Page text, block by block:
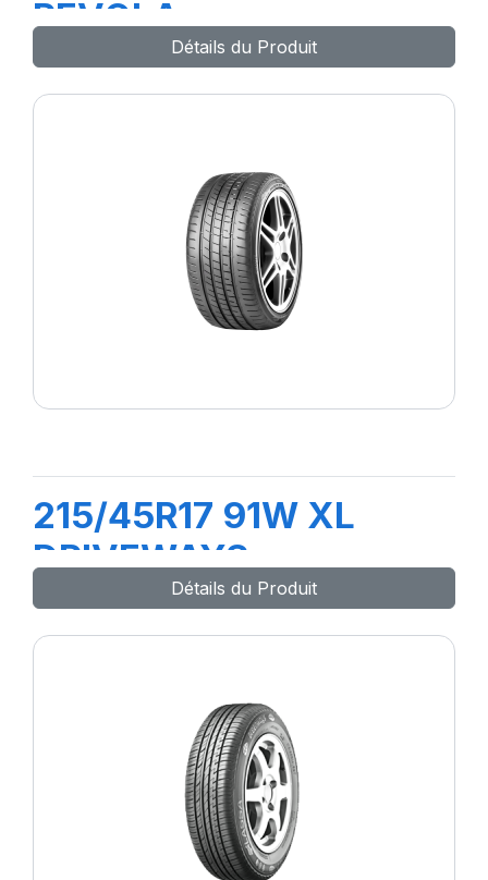
REVOLA
Détails du Produit
215/45R17 91W XL
DRIVEWAYS
Détails du Produit